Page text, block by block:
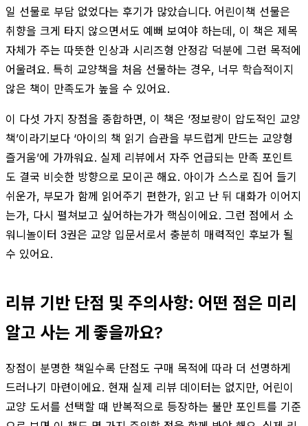
일 선물로 부담 없었다는 후기가 많았습니다. 어린이책 선물은
취향을 크게 타지 않으면서도 예뻐 보여야 하는데, 이 책은 제목
자체가 주는 따뜻한 인상과 시리즈형 안정감 덕분에 그런 목적에
어울려요. 특히 교양책을 처음 선물하는 경우, 너무 학습적이지
않은 책이 만족도가 높을 수 있어요.
이 다섯 가지 장점을 종합하면, 이 책은 ‘정보량이 압도적인 교양
책’이라기보다 ‘아이의 책 읽기 습관을 부드럽게 만드는 교양형
즐거움’에 가까워요. 실제 리뷰에서 자주 언급되는 만족 포인트
도 결국 비슷한 방향으로 모이곤 해요. 아이가 스스로 집어 들기
쉬운가, 부모가 함께 읽어주기 편한가, 읽고 난 뒤 대화가 이어지
는가, 다시 펼쳐보고 싶어하는가가 핵심이에요. 그런 점에서 소
워니놀이터 3권은 교양 입문서로서 충분히 매력적인 후보가 될
수 있어요.
리뷰 기반 단점 및 주의사항: 어떤 점은 미리
알고 사는 게 좋을까요?
장점이 분명한 책일수록 단점도 구매 목적에 따라 더 선명하게
드러나기 마련이에요. 현재 실제 리뷰 데이터는 없지만, 어린이
교양 도서를 선택할 때 반복적으로 등장하는 불만 포인트를 기준